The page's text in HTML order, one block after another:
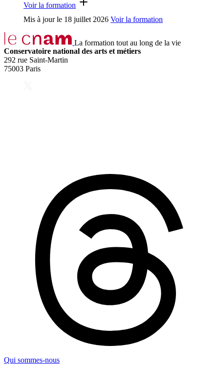
Voir la formation
Mis à jour le 18 juillet 2026 Voir la formation
La formation tout au long de la vie
Conservatoire national des arts et métiers
292 rue Saint-Martin
75003 Paris
Qui sommes-nous